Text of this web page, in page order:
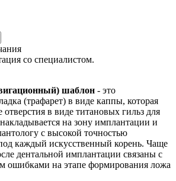
со специалистом.
шаблон - это
(трафарет) в виде каппы, которая
в виде титановых гильз для
на зону имплантации и
с высокой точностью
каждый искусственный корень. Чаще
дентальной имплантации связаны с
ошибками на этапе формирования ложа